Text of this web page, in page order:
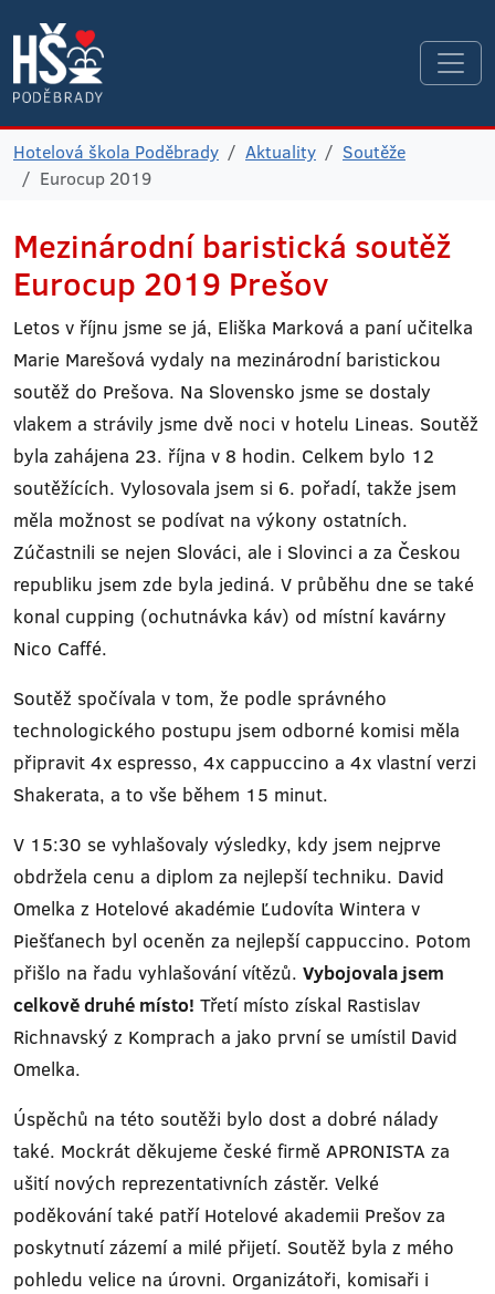
Hotelová škola Poděbrady Aktuality
Soutěže
Eurocup 2019
Mezinárodní baristická soutěž
Eurocup 2019 Prešov
Letos v říjnu jsme se já, Eliška Marková a paní učitelka
Marie Marešová vydaly na mezinárodní baristickou
soutěž do Prešova. Na Slovensko jsme se dostaly
vlakem a strávily jsme dvě noci v hotelu Lineas. Soutěž
byla zahájena 23. října v 8 hodin. Celkem bylo 12
soutěžících. Vylosovala jsem si 6. pořadí, takže jsem
měla možnost se podívat na výkony ostatních.
Zúčastnili se nejen Slováci, ale i Slovinci a za Českou
republiku jsem zde byla jediná. V průběhu dne se také
konal cupping (ochutnávka káv) od místní kavárny
Nico Caffé.
Soutěž spočívala v tom, že podle správného
technologického postupu jsem odborné komisi měla
připravit 4x espresso, 4x cappuccino a 4x vlastní verzi
Shakerata, a to vše během 15 minut.
V 15:30 se vyhlašovaly výsledky, kdy jsem nejprve
obdržela cenu a diplom za nejlepší techniku. David
Omelka z Hotelové akadémie Ľudovíta Wintera v
Piešťanech byl oceněn za nejlepší cappuccino. Potom
přišlo na řadu vyhlašování vítězů. Vybojovala jsem
celkově druhé místo! Třetí místo získal Rastislav
Richnavský z Komprach a jako první se umístil David
Omelka.
Úspěchů na této soutěži bylo dost a dobré nálady
také. Mockrát děkujeme české firmě APRONISTA za
ušití nových reprezentativních zástěr. Velké
poděkování také patří Hotelové akademii Prešov za
poskytnutí zázemí a milé přijetí. Soutěž byla z mého
pohledu velice na úrovni. Organizátoři, komisaři i